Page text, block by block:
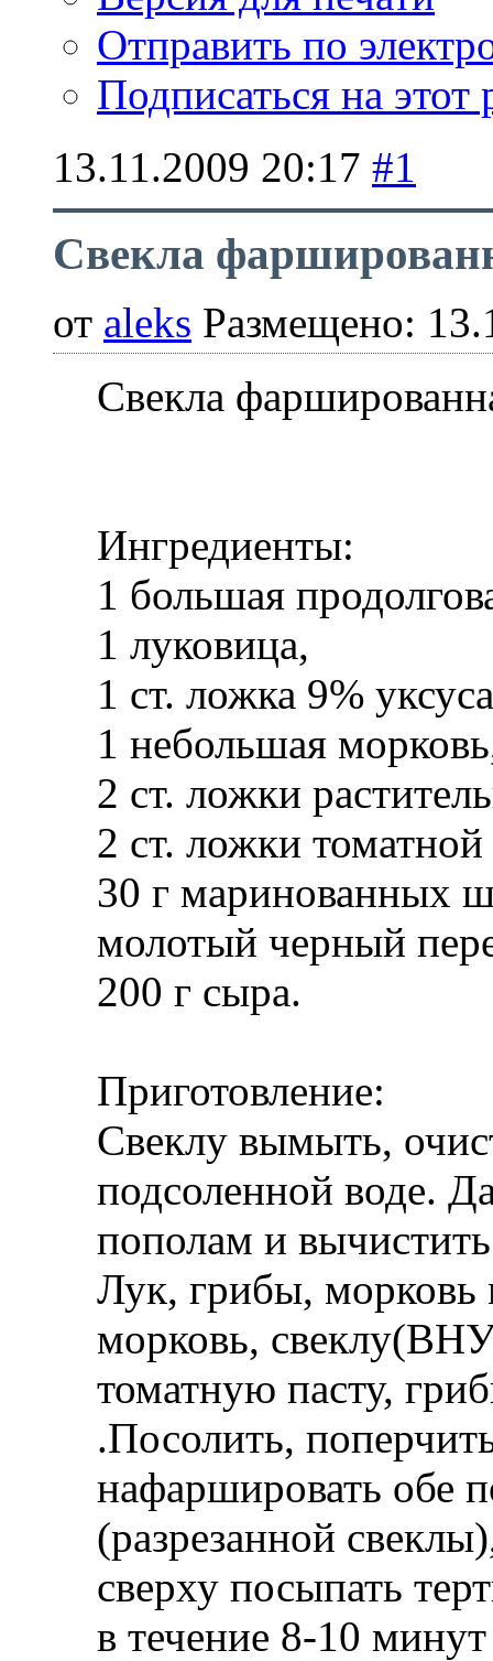
Отправить по
Подписаться на
13.11.2009 20:17 #1
Свекла
от aleks Размещено:
Свекла
Ингредиенты:
1 большая
1 луковица,
1 ст. ложка 9%
1 небольшая
2 ст. ложки
2 ст. ложки
30 г маринованных
молотый черный
200 г сыра.
Приготовление:
Свеклу вымыть,
подсоленной воде.
пополам и
Лук, грибы, морковь
морковь,
томатную пасту,
.Посолить,
нафаршировать обе
(разрезанной
сверху посыпать
в течение 8-10